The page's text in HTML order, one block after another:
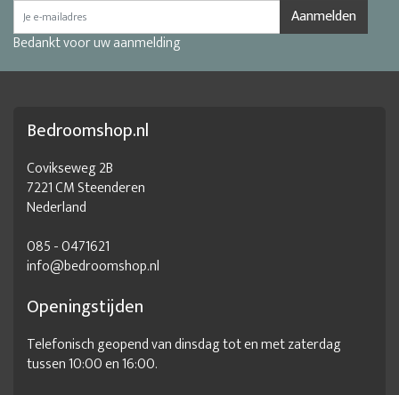
Aanmelden
Bedankt voor uw aanmelding
Bedroomshop.nl
Covikseweg 2B
7221 CM Steenderen
Nederland
085 - 0471621
info@bedroomshop.nl
Openingstijden
Telefonisch geopend van dinsdag tot en met zaterdag
tussen 10:00 en 16:00.